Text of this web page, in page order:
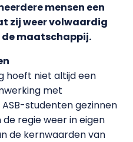
mensen een
zij weer volwaardig
de maatschappij.
hoeft niet altijd een
met
studenten gezinnen
regie weer in eigen
de kernwaarden van